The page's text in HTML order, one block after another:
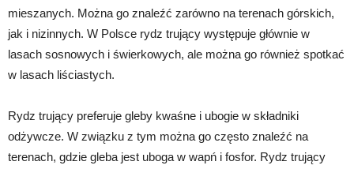
mieszanych. Można go znaleźć zarówno na terenach górskich,
jak i nizinnych. W Polsce rydz trujący występuje głównie w
lasach sosnowych i świerkowych, ale można go również spotkać
w lasach liściastych.
Rydz trujący preferuje gleby kwaśne i ubogie w składniki
odżywcze. W związku z tym można go często znaleźć na
terenach, gdzie gleba jest uboga w wapń i fosfor. Rydz trujący